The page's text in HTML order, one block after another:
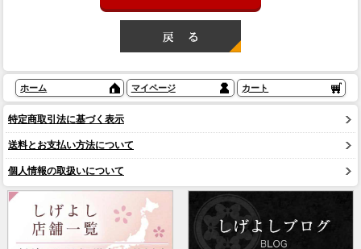
ホーム マイページ カート
特定商取引法に基づく表示
送料とお支払い方法について
個人情報の取扱いについて